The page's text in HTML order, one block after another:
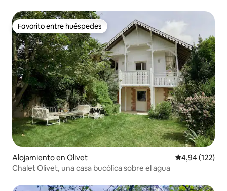
Favorito entre huéspedes
Favorito entre huéspedes
Alojamiento en Olivet Calificación
4,94 (122)
Chalet Olivet, una casa bucólica sobre el agua